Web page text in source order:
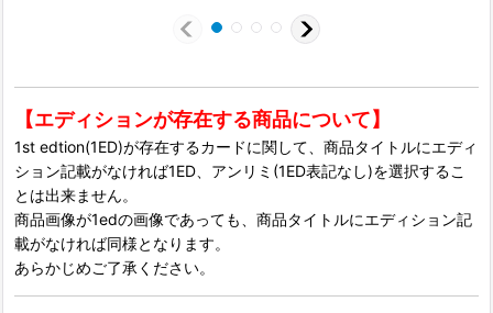
【エディションが存在する商品について】
1st edtion(1ED)が存在するカードに関して、商品タイトルにエディ
ション記載がなければ1ED、アンリミ(1ED表記なし)を選択するこ
とは出来ません。
商品画像が1edの画像であっても、商品タイトルにエディション記
載がなければ同様となります。
あらかじめご了承ください。